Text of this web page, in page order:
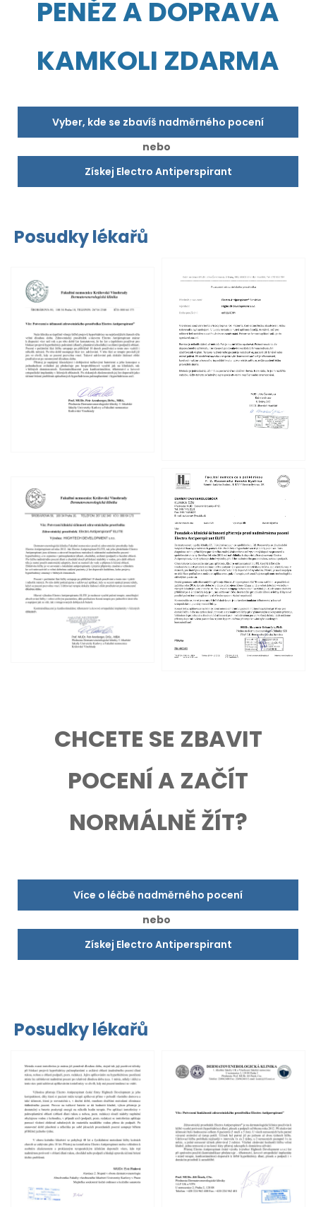
PENĚZ A DOPRAVA
KAMKOLI ZDARMA
Vyber, kde se zbavíš nadměrného pocení
nebo
Získej Electro Antiperspirant
Posudky lékařů
CHCETE SE ZBAVIT
POCENÍ A ZAČÍT
NORMÁLNĚ ŽÍT?
Více o léčbě nadměrného pocení
nebo
Získej Electro Antiperspirant
Posudky lékařů